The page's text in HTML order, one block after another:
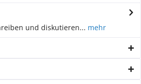
und diskutieren... mehr